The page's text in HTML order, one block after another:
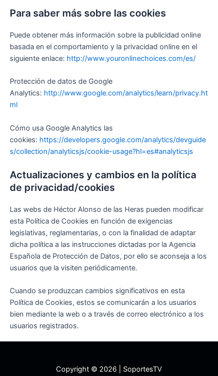
Para saber más sobre las cookies
Puede obtener más información sobre la publicidad online
basada en el comportamiento y la privacidad online en el
siguiente enlace: http://www.youronlinechoices.com/es/
Protección de datos de Google
Analytics: http://www.google.com/analytics/learn/privacy.ht
ml
Cómo usa Google Analytics las
cookies: https://developers.google.com/analytics/devguide
s/collection/analyticsjs/cookie-usage?hl=es#analyticsjs
Actualizaciones y cambios en la política
de privacidad/cookies
Las webs de Héctor Alonso de las Heras pueden modificar
esta Política de Cookies en función de exigencias
legislativas, reglamentarias, o con la finalidad de adaptar
dicha política a las instrucciones dictadas por la Agencia
Española de Protección de Datos, por ello se aconseja a los
usuarios que la visiten periódicamente.
Cuando se produzcan cambios significativos en esta
Política de Cookies, estos se comunicarán a los usuarios
bien mediante la web o a través de correo electrónico a los
usuarios registrados.
Copyright © 2026 | SoportesTV